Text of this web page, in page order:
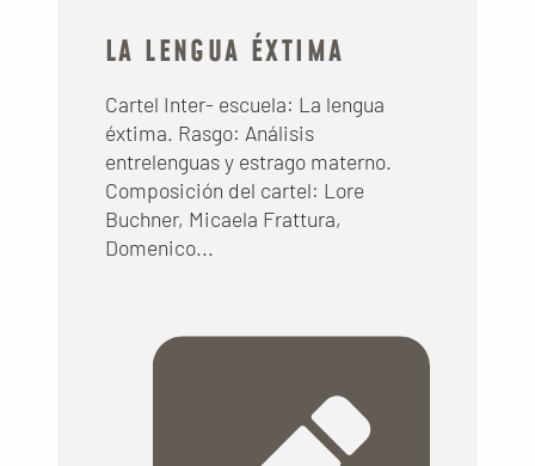
LA LENGUA ÉXTIMA
Cartel Inter- escuela: La lengua
éxtima. Rasgo: Análisis
entrelenguas y estrago materno.
Composición del cartel: Lore
Buchner, Micaela Frattura,
Domenico...